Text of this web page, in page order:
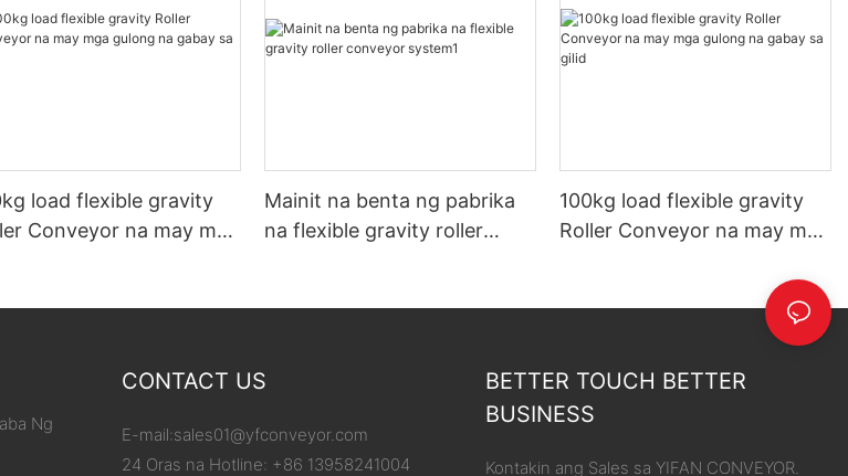
load flexible gravity
Conveyor na may mga
Mainit na benta ng pabrika
na flexible gravity roller
100kg load flexible gravity
Roller Conveyor na may mga
Ng
CONTACT US
E-mail:sales01@yfconveyor.com
24 Oras na Hotline: +86 13958241004
BETTER TOUCH BETTER
BUSINESS
Kontakin ang Sales sa YIFAN CONVEYOR.